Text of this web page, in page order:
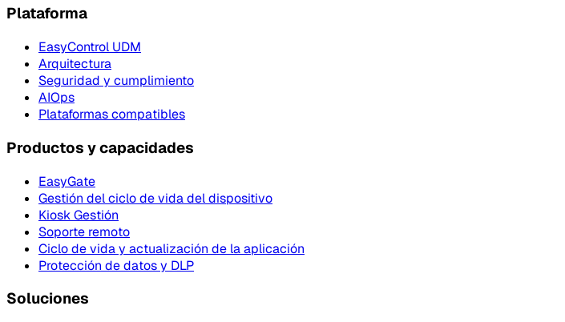
Plataforma
EasyControl UDM
Arquitectura
Seguridad y cumplimiento
AIOps
Plataformas compatibles
Productos y capacidades
EasyGate
Gestión del ciclo de vida del dispositivo
Kiosk Gestión
Soporte remoto
Ciclo de vida y actualización de la aplicación
Protección de datos y DLP
Soluciones